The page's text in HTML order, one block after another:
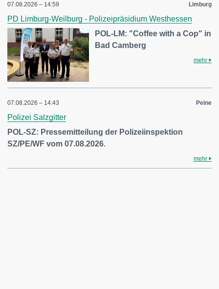
07.08.2026 – 14:59 Limburg
PD Limburg-Weilburg - Polizeipräsidium Westhessen
POL-LM: "Coffee with a Cop" in
Bad Camberg
mehr
07.08.2026 – 14:43 Peine
Polizei Salzgitter
POL-SZ: Pressemitteilung der Polizeiinspektion
SZ/PE/WF vom 07.08.2026.
mehr